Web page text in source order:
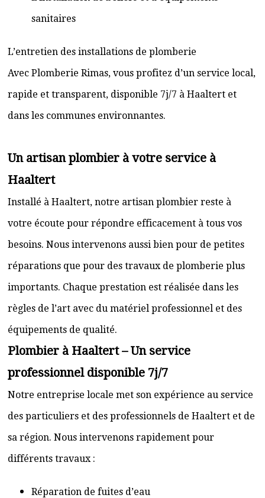
sanitaires
L’entretien des installations de plomberie
Avec Plomberie Rimas, vous profitez d’un service local,
rapide et transparent, disponible 7j/7 à Haaltert et
dans les communes environnantes.
Un artisan plombier à votre service à
Haaltert
Installé à Haaltert, notre artisan plombier reste à
votre écoute pour répondre efficacement à tous vos
besoins. Nous intervenons aussi bien pour de petites
réparations que pour des travaux de plomberie plus
importants. Chaque prestation est réalisée dans les
règles de l’art avec du matériel professionnel et des
équipements de qualité.
Plombier à Haaltert – Un service
professionnel disponible 7j/7
Notre entreprise locale met son expérience au service
des particuliers et des professionnels de Haaltert et de
sa région. Nous intervenons rapidement pour
différents travaux :
Réparation de fuites d’eau